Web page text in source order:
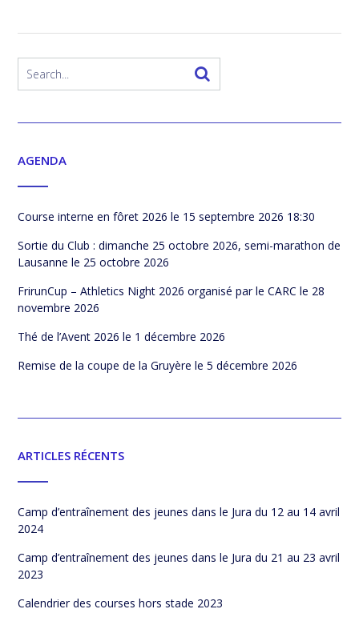
AGENDA
Course interne en fôret 2026 le 15 septembre 2026 18:30
Sortie du Club : dimanche 25 octobre 2026, semi-marathon de
Lausanne le 25 octobre 2026
FrirunCup – Athletics Night 2026 organisé par le CARC le 28
novembre 2026
Thé de l’Avent 2026 le 1 décembre 2026
Remise de la coupe de la Gruyère le 5 décembre 2026
ARTICLES RÉCENTS
Camp d’entraînement des jeunes dans le Jura du 12 au 14 avril
2024
Camp d’entraînement des jeunes dans le Jura du 21 au 23 avril
2023
Calendrier des courses hors stade 2023